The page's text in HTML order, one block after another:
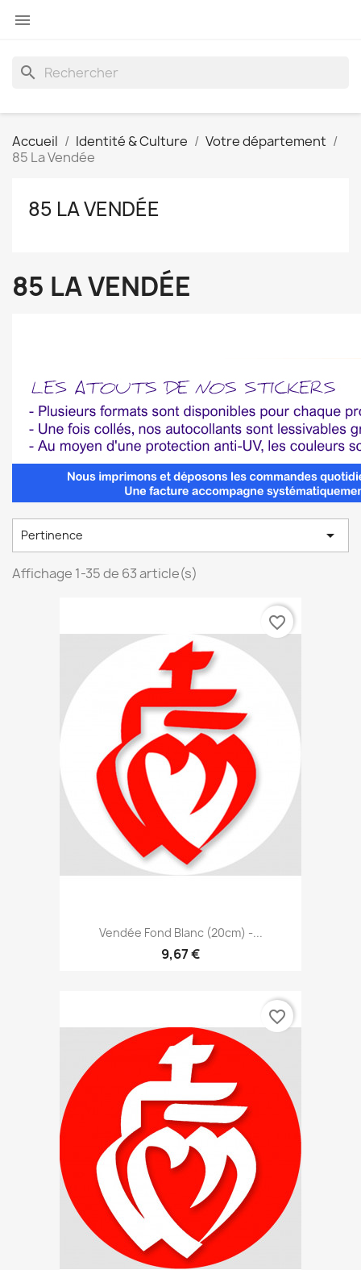

search
Accueil Identité & Culture
Votre département
85 La Vendée
85 LA VENDÉE
85 LA VENDÉE
Pertinence 
Affichage 1-35 de 63 article(s)
Vendée Fond Blanc (20cm) -...
9,67 €
favorite_border
favorite_border